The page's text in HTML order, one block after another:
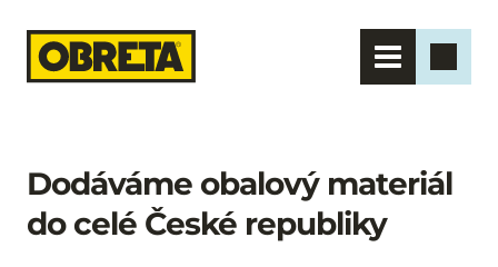
Dodáváme obalový materiál
do celé České republiky